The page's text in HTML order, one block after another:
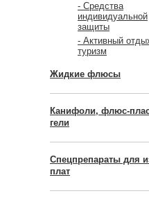
- Средства
индивидуальной
защиты
- Активный
туризм
Жидкие флюсы
Канифоли, флюс-
гели
Спецпрепараты для
плат